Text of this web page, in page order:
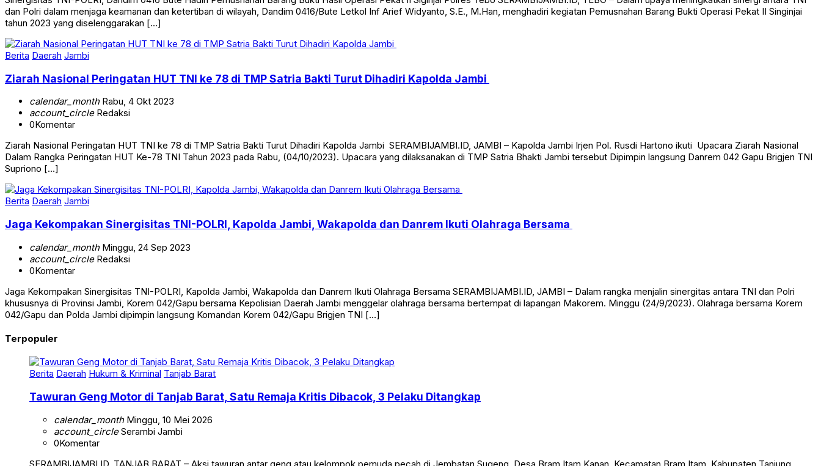
dan Polri dalam menjaga keamanan dan ketertiban di wilayah, Dandim 0416/Bute Letkol Inf Arief Widyanto, S.E., M.Han, menghadiri kegiatan Pemusnahan Barang Bukti Operasi Pekat II Singinjai
tahun 2023 yang diselenggarakan […]
Berita Daerah Jambi
Ziarah Nasional Peringatan HUT TNI ke 78 di TMP Satria Bakti Turut Dihadiri Kapolda Jambi
calendar_monthRabu, 4 Okt 2023
account_circleRedaksi
0Komentar
Ziarah Nasional Peringatan HUT TNI ke 78 di TMP Satria Bakti Turut Dihadiri Kapolda Jambi SERAMBIJAMBI.ID, JAMBI – Kapolda Jambi Irjen Pol. Rusdi Hartono ikuti Upacara Ziarah Nasional
Dalam Rangka Peringatan HUT Ke-78 TNI Tahun 2023 pada Rabu, (04/10/2023). Upacara yang dilaksanakan di TMP Satria Bhakti Jambi tersebut Dipimpin langsung Danrem 042 Gapu Brigjen TNI
Supriono […]
Berita Daerah Jambi
Jaga Kekompakan Sinergisitas TNI-POLRI, Kapolda Jambi, Wakapolda dan Danrem Ikuti Olahraga Bersama
calendar_monthMinggu, 24 Sep 2023
account_circleRedaksi
0Komentar
Jaga Kekompakan Sinergisitas TNI-POLRI, Kapolda Jambi, Wakapolda dan Danrem Ikuti Olahraga Bersama SERAMBIJAMBI.ID, JAMBI – Dalam rangka menjalin sinergitas antara TNI dan Polri
khususnya di Provinsi Jambi, Korem 042/Gapu bersama Kepolisian Daerah Jambi menggelar olahraga bersama bertempat di lapangan Makorem. Minggu (24/9/2023). Olahraga bersama Korem
042/Gapu dan Polda Jambi dipimpin langsung Komandan Korem 042/Gapu Brigjen TNI […]
Terpopuler
Berita Daerah Hukum & Kriminal Tanjab Barat
Tawuran Geng Motor di Tanjab Barat, Satu Remaja Kritis Dibacok, 3 Pelaku Ditangkap
calendar_monthMinggu, 10 Mei 2026
account_circleSerambi Jambi
0Komentar
SERAMBIJAMBI.ID, TANJAB BARAT – Aksi tawuran antar geng atau kelompok pemuda pecah di Jembatan Sugeng, Desa Bram Itam Kanan, Kecamatan Bram Itam, Kabupaten Tanjung